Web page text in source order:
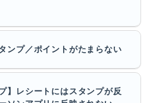
ンプ／ポイントがたまらない
】レシートにはスタンプが反